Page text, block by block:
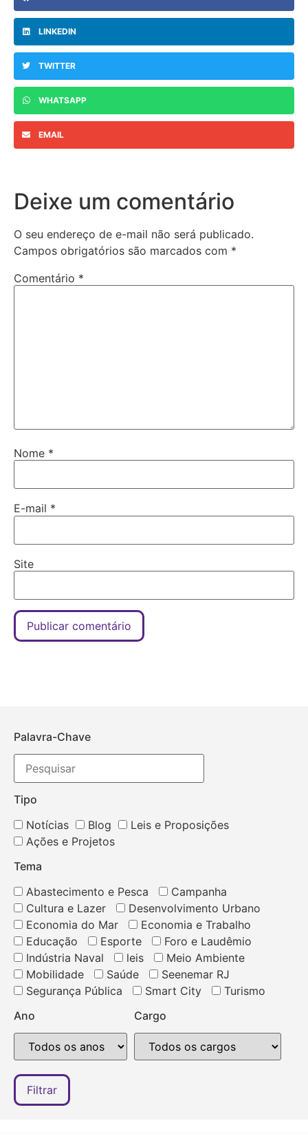
LINKEDIN
TWITTER
WHATSAPP
EMAIL
Deixe um comentário
O seu endereço de e-mail não será publicado.
Campos obrigatórios são marcados com *
Comentário *
Nome *
E-mail *
Site
Palavra-Chave
Tipo
Notícias
Blog
Leis e Proposições
Ações e Projetos
Tema
Abastecimento e Pesca
Campanha
Cultura e Lazer
Desenvolvimento Urbano
Economia do Mar
Economia e Trabalho
Educação
Esporte
Foro e Laudêmio
Indústria Naval
leis
Meio Ambiente
Mobilidade
Saúde
Seenemar RJ
Segurança Pública
Smart City
Turismo
Ano
Cargo